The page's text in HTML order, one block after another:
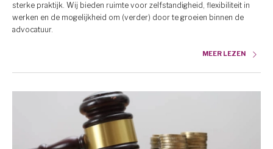
sterke praktijk. Wij bieden ruimte voor zelfstandigheid, flexibiliteit in
werken en de mogelijkheid om (verder) door te groeien binnen de
advocatuur.
MEER LEZEN